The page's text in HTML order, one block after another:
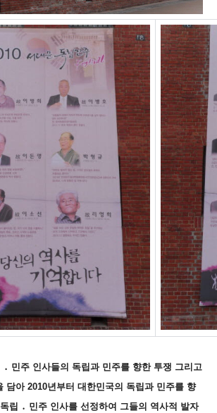
․ 민주 인사들의 독립과 민주를 향한 투쟁 그리고
담아 2010년부터 대한민국의 독립과 민주를 향
립 ․ 민주 인사를 선정하여 그들의 역사적 발자